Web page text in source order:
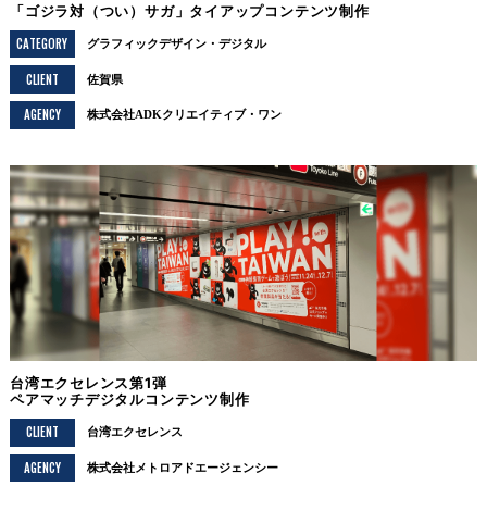
「ゴジラ対（つい）サガ」タイアップコンテンツ制作
CATEGORY
グラフィックデザイン デジタル
CLIENT 佐賀県
AGENCY 株式会社ADKクリエイティブ・ワン
台湾エクセレンス第1弾
ペアマッチデジタルコンテンツ制作
CLIENT
台湾エクセレンス
AGENCY 株式会社メトロアドエージェンシー